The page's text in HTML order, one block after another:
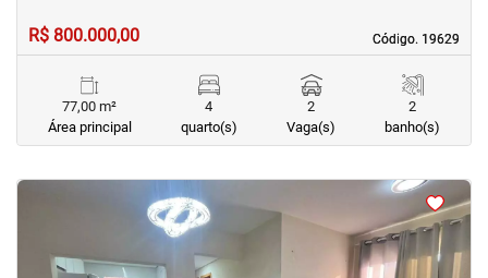
Código. 19629
Código. 19629
R$ 800.000,00
77,00 m²
Área principal
4
quarto(s)
2
Vaga(s)
2
banho(s)
<